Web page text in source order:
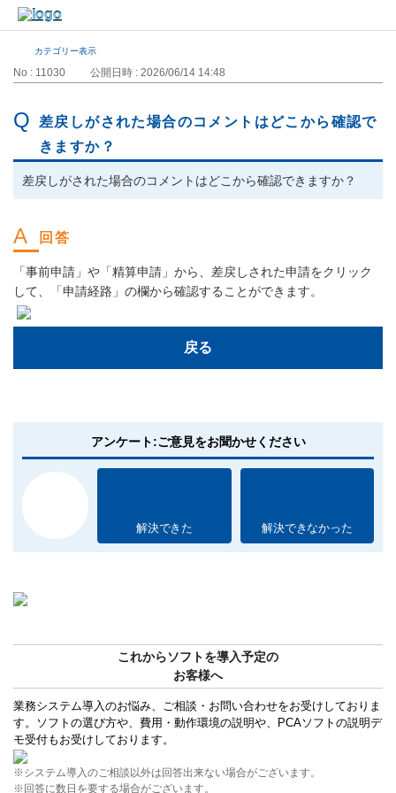
カテゴリー表示
No : 11030 公開日時 : 2026/06/14 14:48
差戻しがされた場合のコメントはどこから確認で
きますか？
差戻しがされた場合のコメントはどこから確認できますか？
「事前申請」や「精算申請」から、差戻しされた申請をクリック
して、「申請経路」の欄から確認することができます。
戻る
アンケート:ご意見をお聞かせください
解決できた 解決できなかった
これからソフトを導入予定の
お客様へ
業務システム導入のお悩み、ご相談・お問い合わせをお受けしておりま
す。ソフトの選び方や、費用・動作環境の説明や、PCAソフトの説明デ
モ受付もお受けしております。
※システム導入のご相談以外は回答出来ない場合がございます。
※回答に数日を要する場合がございます。